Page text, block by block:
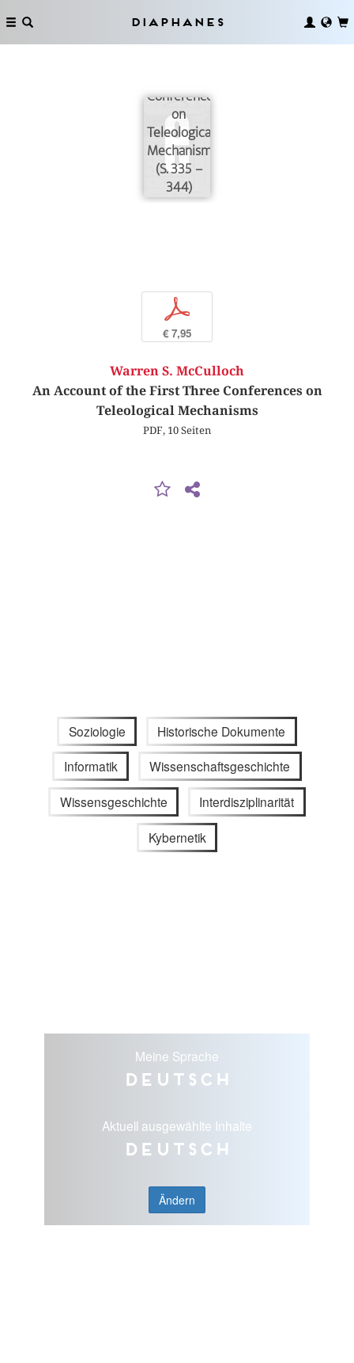
Diaphanes
An
Account of
Conferences
on
Teleological
Mechanisms
(S. 335 –
344)
p
€ 7,95
Warren S. McCulloch
An Account of the First Three Conferences on
Teleological Mechanisms
PDF, 10 Seiten
Soziologie Historische Dokumente
Informatik Wissenschaftsgeschichte
Wissensgeschichte Interdisziplinarität
Kybernetik
Meine Sprache
Deutsch
Aktuell ausgewählte Inhalte
Deutsch
Ändern